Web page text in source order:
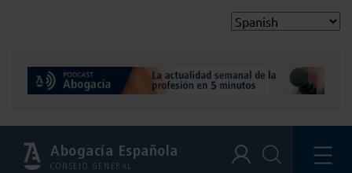
Abogacía Española
CONSEJO GENERAL